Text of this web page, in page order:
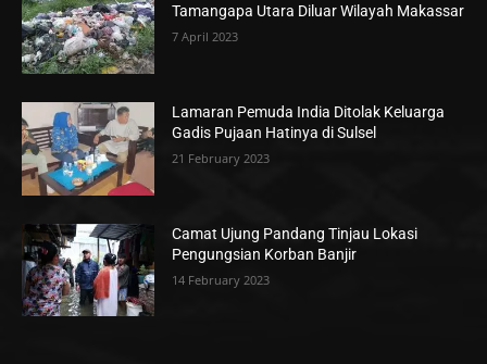
Tamangapa Utara Diluar Wilayah Makassar
7 April 2023
Lamaran Pemuda India Ditolak Keluarga
Gadis Pujaan Hatinya di Sulsel
21 February 2023
Camat Ujung Pandang Tinjau Lokasi
Pengungsian Korban Banjir
14 February 2023